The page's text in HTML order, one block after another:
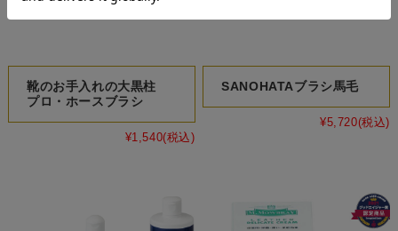
靴のお手入れの大黒柱
プロ・ホースブラシ
¥1,540(税込)
SANOHATAブラシ馬毛
¥5,720(税込)